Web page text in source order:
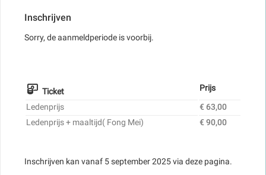
Inschrijven
Sorry, de aanmeldperiode is voorbij.
Ticket
Prijs
Ledenprijs
€ 63,00
Ledenprijs + maaltijd( Fong Mei)
€ 90,00
Inschrijven kan vanaf 5 september 2025 via deze pagina.